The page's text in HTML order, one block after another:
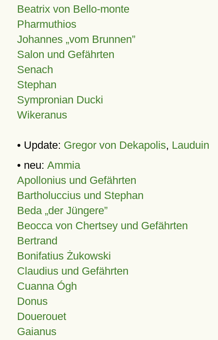
Beatrix von Bello-monte
Pharmuthios
Johannes vom Brunnen
Salon und Gefährten
Senach
Stephan
Sympronian Ducki
Wikeranus
• Update: Gregor von Dekapolis, Lauduin
• neu: Ammia
Apollonius und Gefährten
Bartholuccius und Stephan
Beda „der Jüngere”
Beocca von Chertsey und Gefährten
Bertrand
Bonifatius Żukowski
Claudius und Gefährten
Cuanna Ógh
Donus
Douerouet
Gaianus